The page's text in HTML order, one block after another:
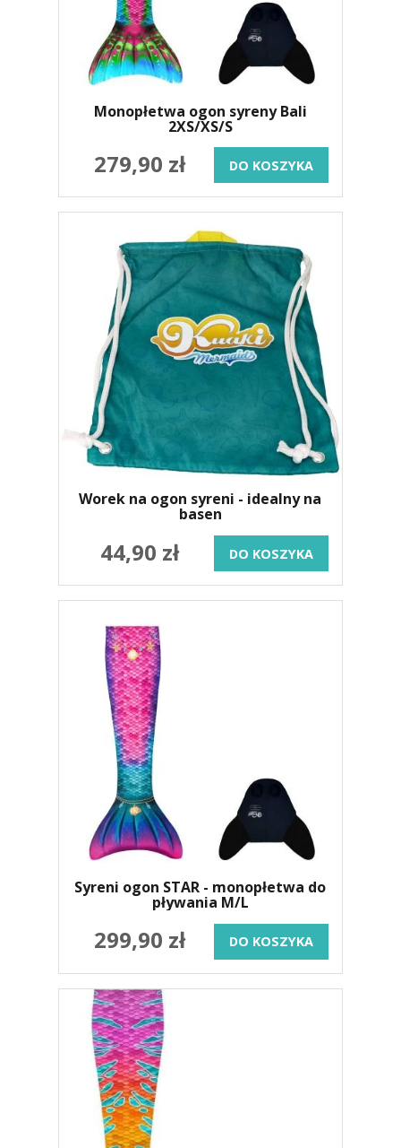
Monopłetwa ogon syreny Bali
2XS/XS/S
279,90 zł DO KOSZYKA
Worek na ogon syreni - idealny na
basen
44,90 zł DO KOSZYKA
Syreni ogon STAR - monopłetwa do
pływania M/L
299,90 zł DO KOSZYKA